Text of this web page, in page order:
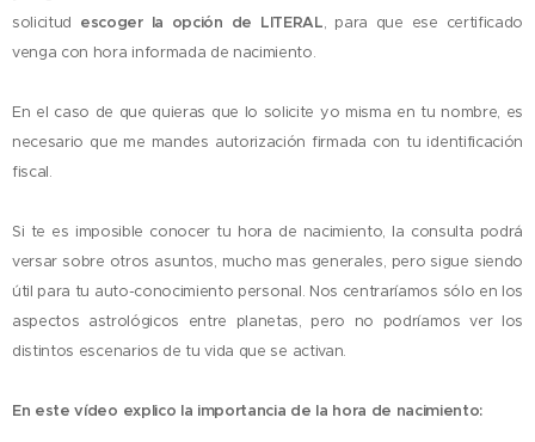
solicitud escoger la opción de LITERAL, para que ese certificado
venga con hora informada de nacimiento.
En el caso de que quieras que lo solicite yo misma en tu nombre, es
necesario que me mandes autorización firmada con tu identificación
fiscal.
Si te es imposible conocer tu hora de nacimiento, la consulta podrá
versar sobre otros asuntos, mucho mas generales, pero sigue siendo
útil para tu auto-conocimiento personal. Nos centraríamos sólo en los
aspectos astrológicos entre planetas, pero no podríamos ver los
distintos escenarios de tu vida que se activan.
En este vídeo explico la importancia de la hora de nacimiento: